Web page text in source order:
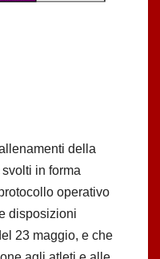
della
in forma
operativo
disposizioni
23 maggio, e che